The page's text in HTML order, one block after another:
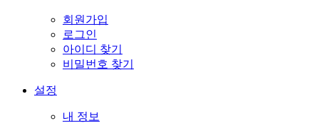
회원가입
로그인
아이디 찾기
비밀번호 찾기
설정
내 정보